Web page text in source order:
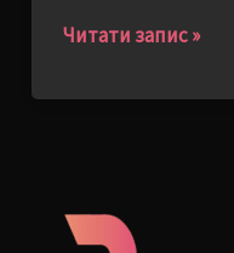
Читати запис »